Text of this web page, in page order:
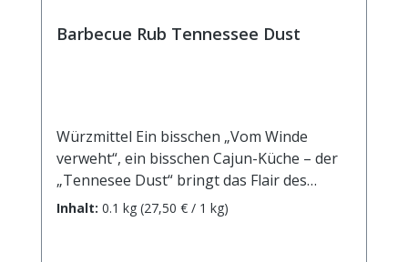
kg schweres Hähnchen.
Barbecue Rub Tennessee Dust
Würzmittel Ein bisschen „Vom Winde
verweht“, ein bisschen Cajun-Küche – der
„Tennesee Dust“ bringt das Flair des
amerikanischen Südens auf den Grill der
Inhalt: 0.1 kg (27,50 € / 1 kg)